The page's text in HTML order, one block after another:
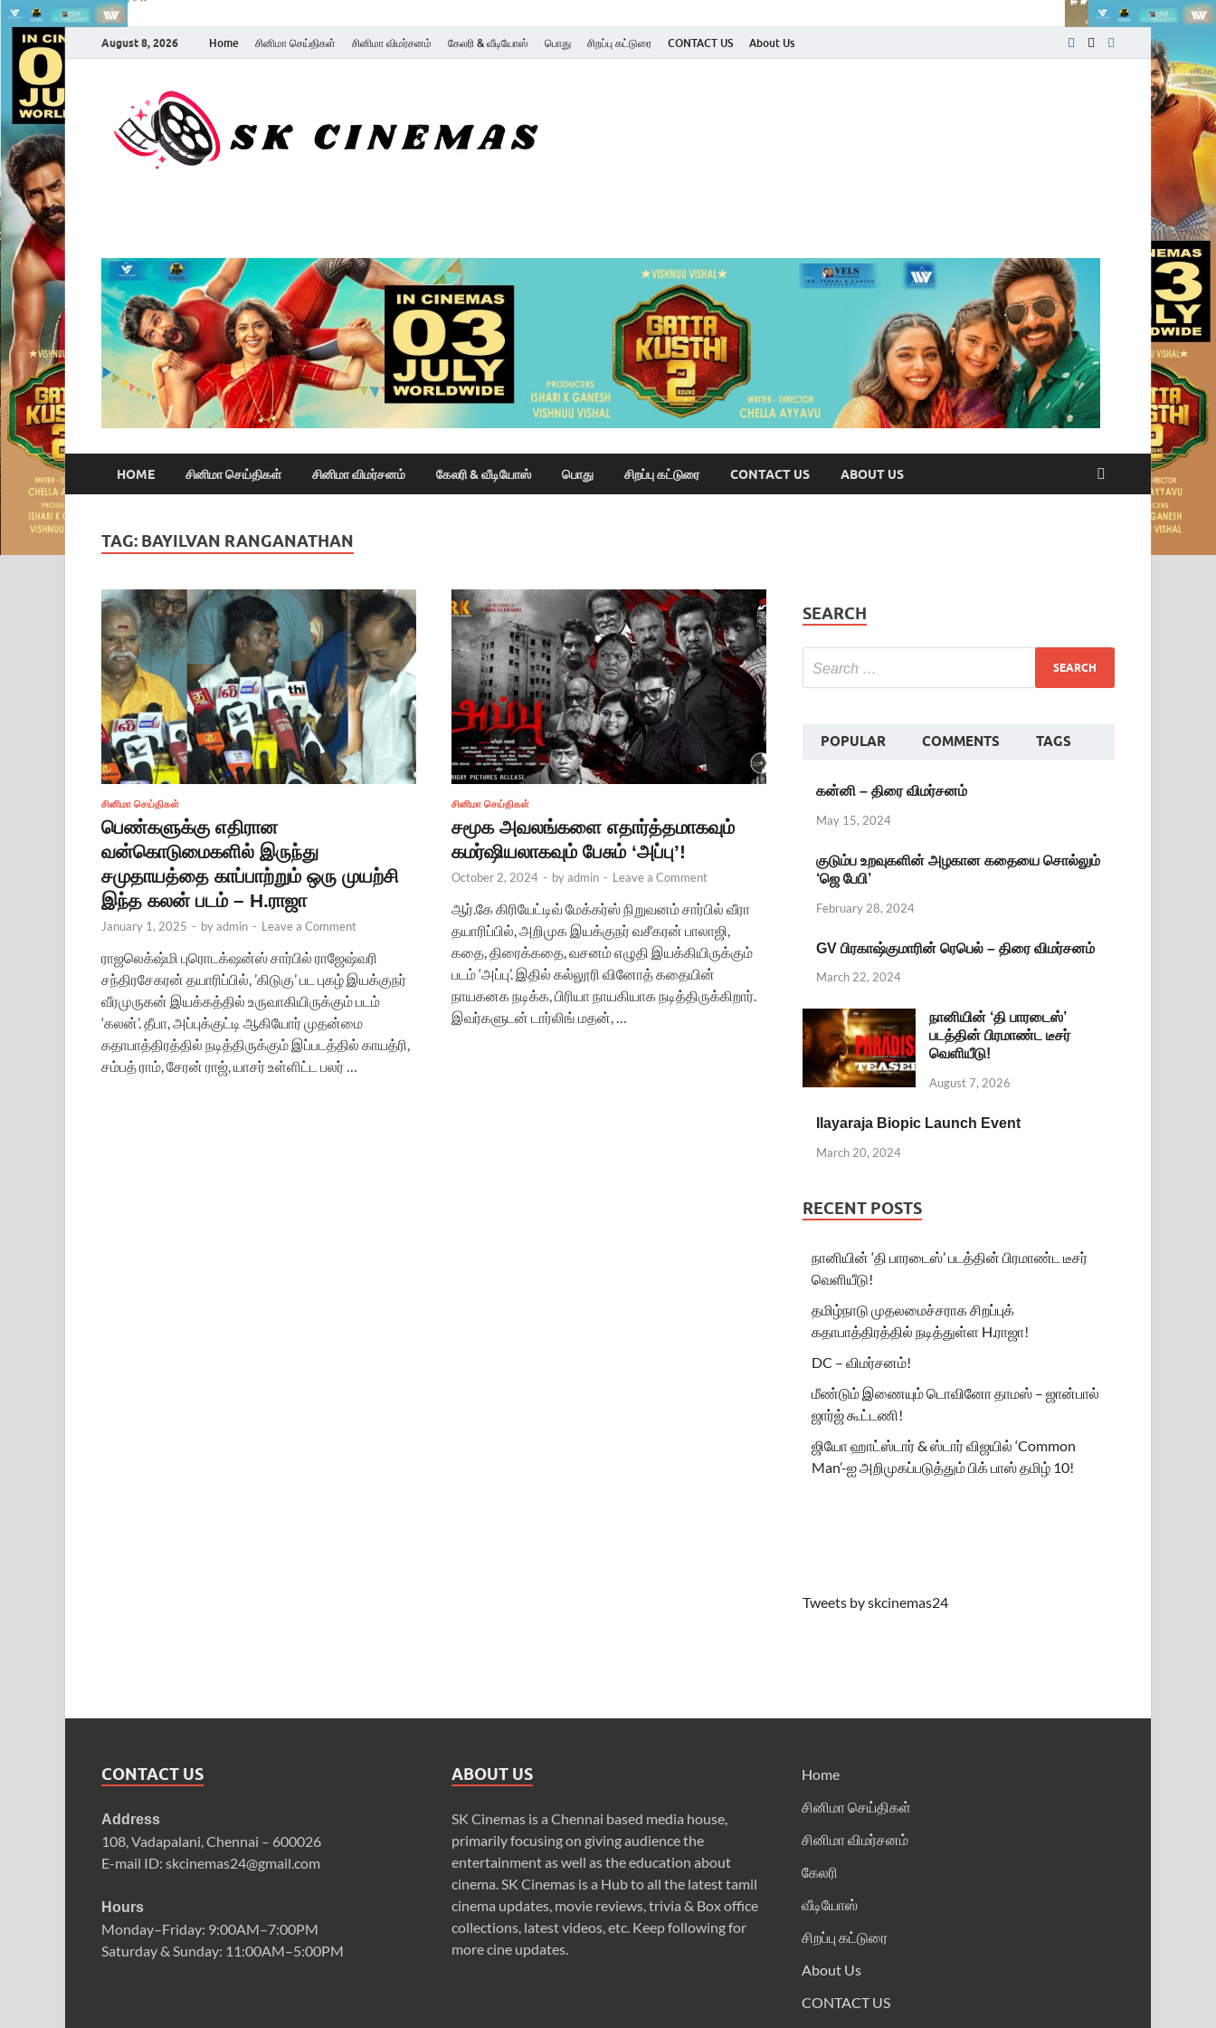
August 8, 2026 Home சினிமா செய்திகள் சினிமா விமர்சனம் கேலரி & வீடியோஸ் பொது சிறப்பு கட்டுரை CONTACT US About Us
HOME சினிமா செய்திகள் சினிமா விமர்சனம் கேலரி & வீடியோஸ் பொது சிறப்பு கட்டுரை CONTACT US ABOUT US
TAG: BAYILVAN RANGANATHAN
சினிமா செய்திகள்
பெண்களுக்கு எதிரான
வன்கொடுமைகளில் இருந்து
சமுதாயத்தை காப்பாற்றும் ஒரு முயற்சி
இந்த கலன் படம் – H.ராஜா
January 1, 2025 - byadmin - Leave a Comment
ராஜலெக்‌ஷ்மி புரொடக்‌ஷன்ஸ் சார்பில் ராஜேஷ்வரி
சந்திரசேகரன் தயாரிப்பில், ’கிடுகு’ பட புகழ் இயக்குநர்
வீரமுருகன் இயக்கத்தில் உருவாகியிருக்கும் படம்
‘கலன்’. தீபா, அப்புக்குட்டி ஆகியோர் முதன்மை
கதாபாத்திரத்தில் நடித்திருக்கும் இப்படத்தில் காயத்ரி,
சம்பத் ராம், சேரன் ராஜ், யாசர் உள்ளிட்ட பலர் …
சினிமா செய்திகள்
சமூக அவலங்களை எதார்த்தமாகவும்
கமர்ஷியலாகவும் பேசும் ‘அப்பு’!
October 2, 2024 - byadmin - Leave a Comment
ஆர்.கே கிரியேட்டிவ் மேக்கர்ஸ் நிறுவனம் சார்பில் வீரா
தயாரிப்பில், அறிமுக இயக்குநர் வசீகரன் பாலாஜி,
கதை, திரைக்கதை, வசனம் எழுதி இயக்கியிருக்கும்
படம் ‘அப்பு’. இதில் கல்லூரி வினோத் கதையின்
நாயகனக நடிக்க, பிரியா நாயகியாக நடித்திருக்கிறார்.
இவர்களுடன் டார்லிங் மதன், …
SEARCH
POPULAR COMMENTS TAGS
கன்னி – திரை விமர்சனம்
May 15, 2024
குடும்ப உறவுகளின் அழகான கதையை சொல்லும்
‘ஜெ பேபி’
February 28, 2024
GV பிரகாஷ்குமாரின் ரெபெல் – திரை விமர்சனம்
March 22, 2024
நானியின் ‘தி பாரடைஸ்’
படத்தின் பிரமாண்ட டீசர்
வெளியீடு!
August 7, 2026
Ilayaraja Biopic Launch Event
March 20, 2024
RECENT POSTS
நானியின் ‘தி பாரடைஸ்’ படத்தின் பிரமாண்ட டீசர்
வெளியீடு!
தமிழ்நாடு முதலமைச்சராக சிறப்புக்
கதாபாத்திரத்தில் நடித்துள்ள H.ராஜா!
DC – விமர்சனம்!
மீண்டும் இணையும் டொவினோ தாமஸ் – ஜான்பால்
ஜார்ஜ் கூட்டணி!
ஜியோ ஹாட்ஸ்டார் & ஸ்டார் விஜயில் ‘Common
Man’-ஐ அறிமுகப்படுத்தும் பிக் பாஸ் தமிழ் 10!
Tweets by skcinemas24
CONTACT US
Address
108, Vadapalani, Chennai – 600026
E-mail ID: skcinemas24@gmail.com
Hours
Monday–Friday: 9:00AM–7:00PM
Saturday & Sunday: 11:00AM–5:00PM
ABOUT US
SK Cinemas is a Chennai based media house,
primarily focusing on giving audience the
entertainment as well as the education about
cinema. SK Cinemas is a Hub to all the latest tamil
cinema updates, movie reviews, trivia & Box office
collections, latest videos, etc. Keep following for
more cine updates.
Home
சினிமா செய்திகள்
சினிமா விமர்சனம்
கேலரி
வீடியோஸ்
சிறப்பு கட்டுரை
About Us
CONTACT US